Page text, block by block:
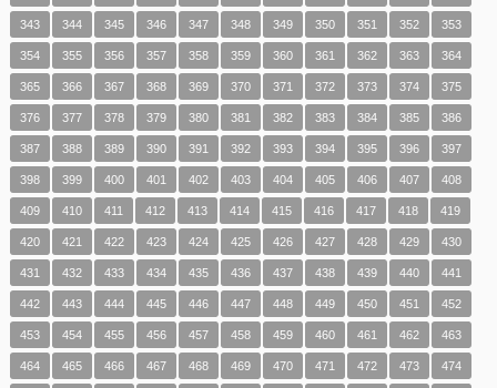
343 344 345 346 347 348 349 350 351 352 353
354 355 356 357 358 359 360 361 362 363 364
365 366 367 368 369 370 371 372 373 374 375
376 377 378 379 380 381 382 383 384 385 386
387 388 389 390 391 392 393 394 395 396 397
398 399 400 401 402 403 404 405 406 407 408
409 410 411 412 413 414 415 416 417 418 419
420 421 422 423 424 425 426 427 428 429 430
431 432 433 434 435 436 437 438 439 440 441
442 443 444 445 446 447 448 449 450 451 452
453 454 455 456 457 458 459 460 461 462 463
464 465 466 467 468 469 470 471 472 473 474